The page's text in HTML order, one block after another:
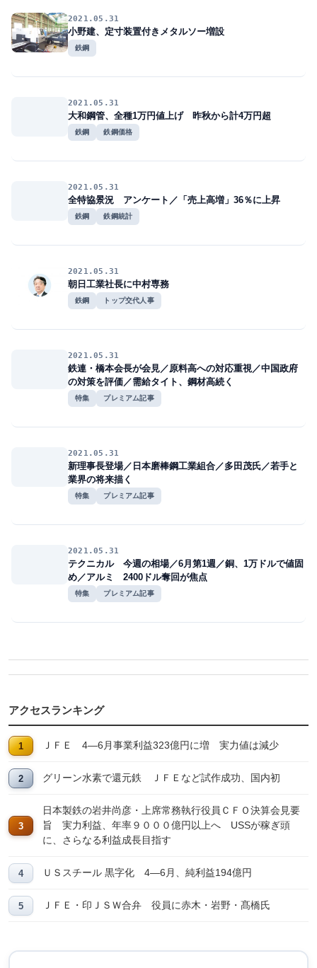
2021.05.31
小野建、定寸装置付きメタルソー増設
鉄鋼
2021.05.31
大和鋼管、全種1万円値上げ 昨秋から計4万円超
鉄鋼 鉄鋼価格
2021.05.31
全特協景況 アンケート／「売上高増」36％に上昇
鉄鋼 鉄鋼統計
2021.05.31
朝日工業社長に中村専務
鉄鋼 トップ交代人事
2021.05.31
鉄連・橋本会長が会見／原料高への対応重視／中国政府
の対策を評価／需給タイト、鋼材高続く
特集 プレミアム記事
2021.05.31
新理事長登場／日本磨棒鋼工業組合／多田茂氏／若手と
業界の将来描く
特集 プレミアム記事
2021.05.31
テクニカル 今週の相場／6月第1週／銅、1万ドルで値固
め／アルミ 2400ドル奪回が焦点
特集 プレミアム記事
アクセスランキング
ＪＦＥ 4―6月事業利益323億円に増 実力値は減少
グリーン水素で還元鉄 ＪＦＥなど試作成功、国内初
日本製鉄の岩井尚彦・上席常務執行役員ＣＦＯ決算会見要
旨 実力利益、年率９０００億円以上へ USSが稼ぎ頭
に、さらなる利益成長目指す
ＵＳスチール 黒字化 4―6月、純利益194億円
ＪＦＥ・印ＪＳＷ合弁 役員に赤木・岩野・髙橋氏